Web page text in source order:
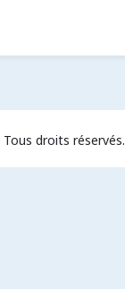
Tous droits réservés.